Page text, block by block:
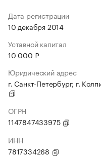
Дата регистрации
10 декабря 2014
Уставной капитал
10 000 ₽
Юридический адрес
г. Санкт-Петербург, г.
ОГРН
1147847433975
ИНН
7817334268